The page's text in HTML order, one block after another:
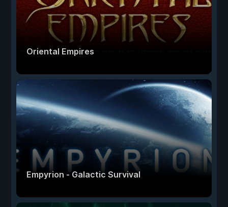
Oriental Empires
Empyrion - Galactic Survival